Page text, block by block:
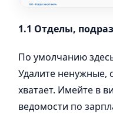
1.1 Отделы,
По умолчанию
Удалите ненужные,
хватает. Имейте в
ведомости по